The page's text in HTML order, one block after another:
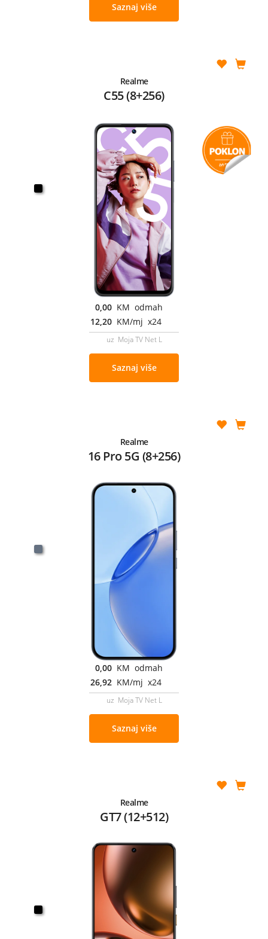
Saznaj više
Realme
C55 (8+256)
0,00 KM odmah
12,20 KM/mj x24
uz Moja TV Net L
Saznaj više
Realme
16 Pro 5G (8+256)
0,00 KM odmah
26,92 KM/mj x24
uz Moja TV Net L
Saznaj više
Realme
GT7 (12+512)